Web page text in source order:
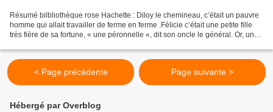
Résumé bilbliothèque rose Hachette : Diloy le chemineau, c’était un pauvre
homme qui allait travailler de ferme en ferme .Félicie c’était une petite fille
très fière de sa fortune, « une péronnelle «, dit son oncle le général. Or, un
< Page précédente Page suivante >
Hébergé par Overblog